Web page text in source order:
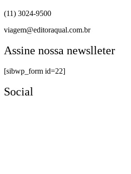
(11) 3024-9500
viagem@editoraqual.com.br
Assine nossa newslleter
[sibwp_form id=22]
Social